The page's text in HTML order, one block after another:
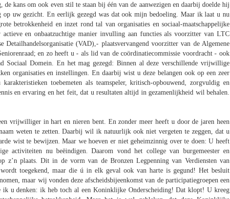
kans om ook even stil te staan bij één van de aanwezigen en daarbij doelde hij
uw gezicht. En eerlijk gezegd was dat ook mijn bedoeling. Maar ik laat u nu
betrokkenheid en inzet rond tal van organisaties en sociaal-maatschappelijke
en onbaatzuchtige manier invulling aan functies als voorzitter van LTC
Detailhandelsorganisatie (VAD),- plaatsvervangend voorzitter van de Algemene
en zo heeft u - als lid van de coördinatiecommissie voordracht - ook
Sociaal Domein. En het mag gezegd: Binnen al deze verschillende vrijwillige
organisaties en instellingen. En daarbij wist u deze belangen ook op een zeer
toebemeten als teamspeler, kritisch-opbouwend, zorgvuldig en
en ervaring en het feit, dat u resultaten altijd in gezamenlijkheid wil behalen.
vrijwilliger in hart en nieren bent. En zonder meer heeft u door de jaren heen
weten te zetten. Daarbij wil ik natuurlijk ook niet vergeten te zeggen, dat u
wist te bewijzen. Maar we hoeven er niet geheimzinnig over te doen: U heeft
activiteiten nu beëindigen. Daarom vond het college van burgemeester en
z’n plaats. Dit in de vorm van de Bronzen Legpenning van Verdiensten van
toegekend, maar die ú in elk geval ook van harte is gegund! Het besluit
maar wij vonden deze afscheidsbijeenkomst van de participatiegroepen een
ik u denken: ik heb toch al een Koninklijke Onderscheiding! Dat klopt! U kreeg